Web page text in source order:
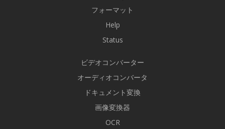
フォーマット
Help
Status
ビデオコンバーター
オーディオコンバータ
ドキュメント変換
画像変換器
OCR